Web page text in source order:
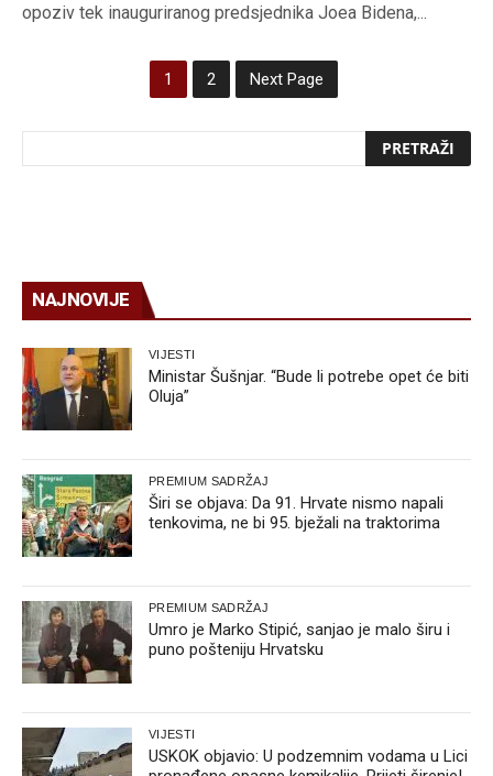
opoziv tek inauguriranog predsjednika Joea Bidena,...
1 2 Next Page
NAJNOVIJE
VIJESTI
Ministar Šušnjar. “Bude li potrebe opet će biti
Oluja”
PREMIUM SADRŽAJ
Širi se objava: Da 91. Hrvate nismo napali
tenkovima, ne bi 95. bježali na traktorima
PREMIUM SADRŽAJ
Umro je Marko Stipić, sanjao je malo širu i
puno pošteniju Hrvatsku
VIJESTI
USKOK objavio: U podzemnim vodama u Lici